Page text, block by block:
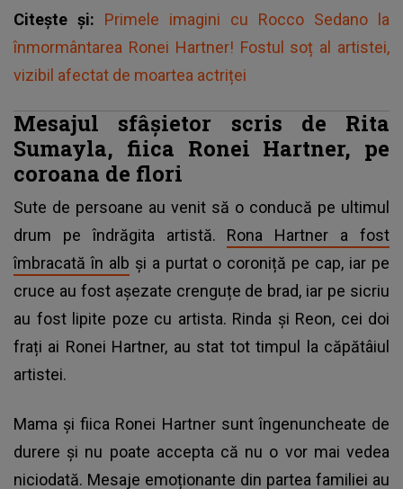
Citește și: Primele imagini cu Rocco Sedano la
înmormântarea Ronei Hartner! Fostul soț al artistei,
vizibil afectat de moartea actriței
Mesajul sfâșietor scris de Rita
Sumayla, fiica Ronei Hartner, pe
coroana de flori
Sute de persoane au venit să o conducă pe ultimul
drum pe îndrăgita artistă. Rona Hartner a fost
îmbracată în alb și a purtat o coroniță pe cap, iar pe
cruce au fost așezate crenguțe de brad, iar pe sicriu
au fost lipite poze cu artista. Rinda și Reon, cei doi
frați ai Ronei Hartner, au stat tot timpul la căpătâiul
artistei.
Mama și fiica Ronei Hartner sunt îngenuncheate de
durere și nu poate accepta că nu o vor mai vedea
niciodată. Mesaje emoționante din partea familiei au